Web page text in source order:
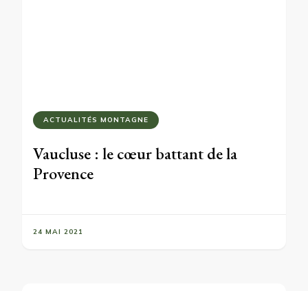
ACTUALITÉS MONTAGNE
Vaucluse : le cœur battant de la
Provence
24 MAI 2021